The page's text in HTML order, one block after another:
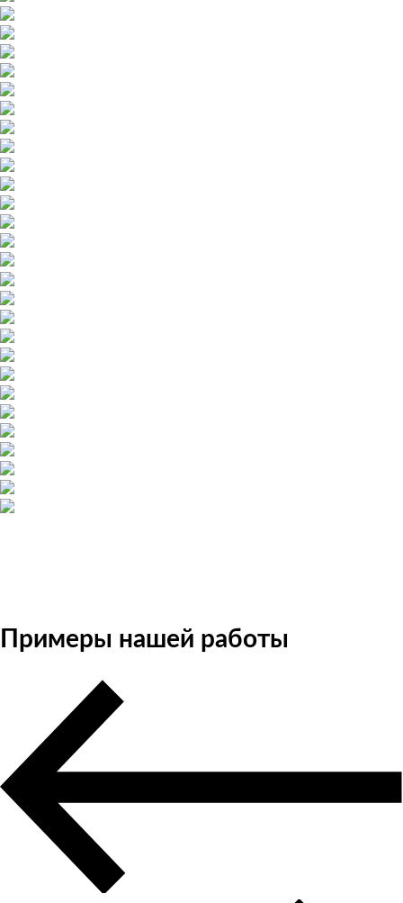
Примеры нашей работы